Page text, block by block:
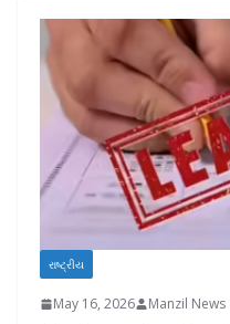
રાષ્ટ્રીય
May 16, 2026 Manzil News